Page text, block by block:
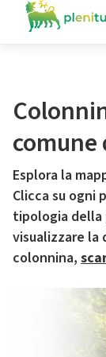
Esplora la
Clicca su ogni
tipologia della
visualizzare
colonnina,